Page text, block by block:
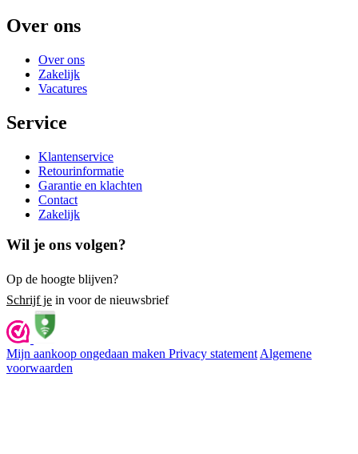
Over ons
Over ons
Zakelijk
Vacatures
Service
Klantenservice
Retourinformatie
Garantie en klachten
Contact
Zakelijk
Wil je ons volgen?
Op de hoogte blijven?
Schrijf je in voor de nieuwsbrief
Mijn aankoop ongedaan maken Privacy statement Algemene
voorwaarden